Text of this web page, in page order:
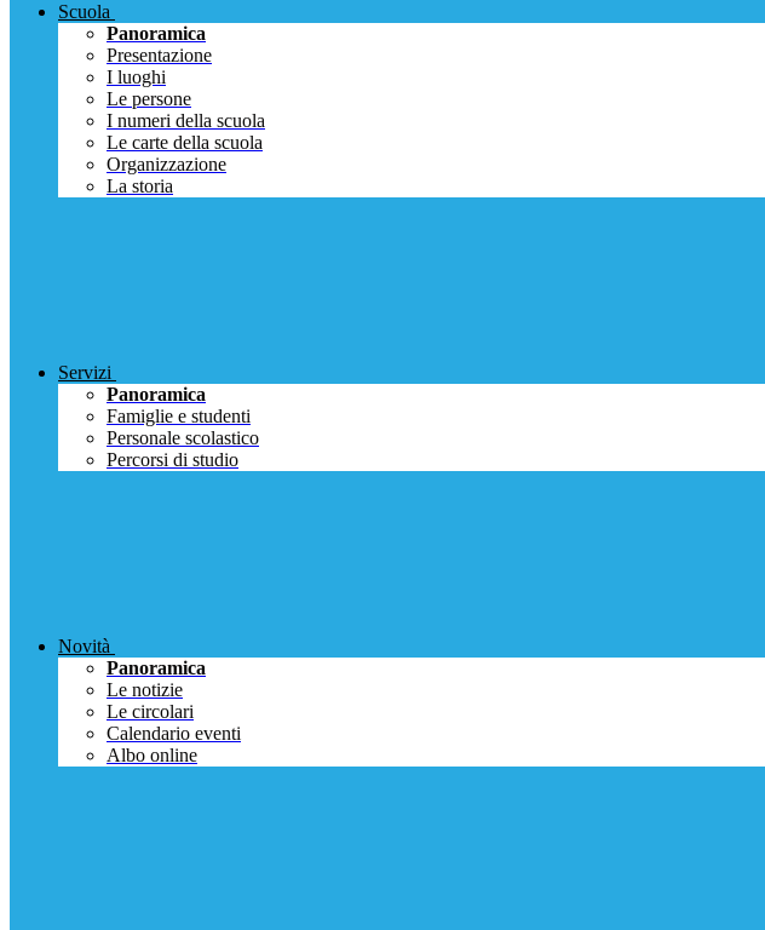
Scuola
Panoramica
Presentazione
I luoghi
Le persone
I numeri della scuola
Le carte della scuola
Organizzazione
La storia
Servizi
Panoramica
Famiglie e studenti
Personale scolastico
Percorsi di studio
Novità
Panoramica
Le notizie
Le circolari
Calendario eventi
Albo online